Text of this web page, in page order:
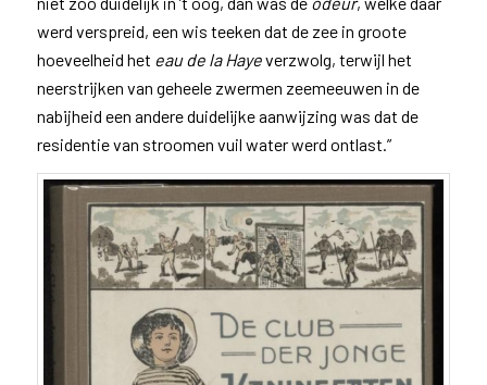
werd verspreid, een wis teeken dat de zee in groote
hoeveelheid het eau de la Hayeverzwolg, terwijl het
neerstrijken van geheele zwermen zeemeeuwen in de
nabijheid een andere duidelijke aanwijzing was dat de
residentie van stroomen vuil water werd ontlast.”